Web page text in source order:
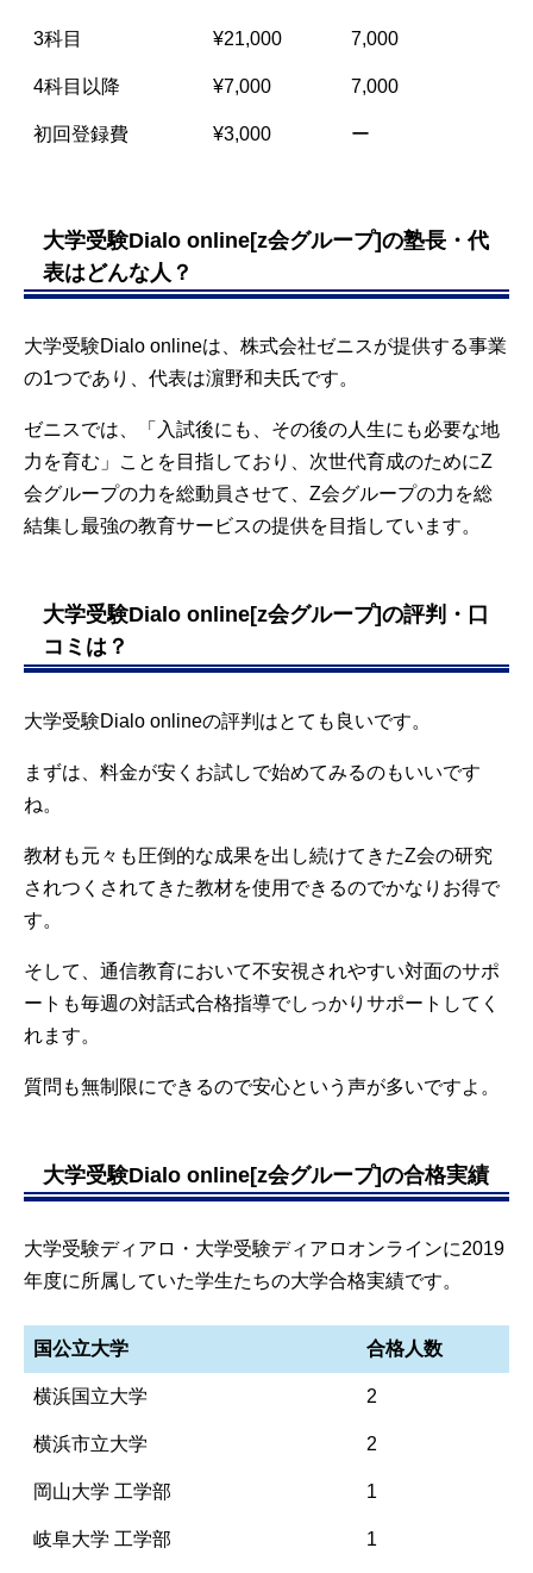
3科目 ¥21,000 7,000
4科目以降 ¥7,000 7,000
初回登録費 ¥3,000 ー
大学受験Dialo online[z会グループ]の塾長・代
表はどんな人？
大学受験Dialo onlineは、株式会社ゼニスが提供する事業
の1つであり、代表は濵野和夫氏です。
ゼニスでは、「入試後にも、その後の人生にも必要な地
力を育む」ことを目指しており、次世代育成のためにZ
会グループの力を総動員させて、Z会グループの力を総
結集し最強の教育サービスの提供を目指しています。
大学受験Dialo online[z会グループ]の評判・口
コミは？
大学受験Dialo onlineの評判はとても良いです。
まずは、料金が安くお試しで始めてみるのもいいです
ね。
教材も元々も圧倒的な成果を出し続けてきたZ会の研究
されつくされてきた教材を使用できるのでかなりお得で
す。
そして、通信教育において不安視されやすい対面のサポ
ートも毎週の対話式合格指導でしっかりサポートしてく
れます。
質問も無制限にできるので安心という声が多いですよ。
大学受験Dialo online[z会グループ]の合格実績
大学受験ディアロ・大学受験ディアロオンラインに2019
年度に所属していた学生たちの大学合格実績です。
国公立大学 合格人数
横浜国立大学 2
横浜市立大学 2
岡山大学 工学部 1
岐阜大学 工学部 1